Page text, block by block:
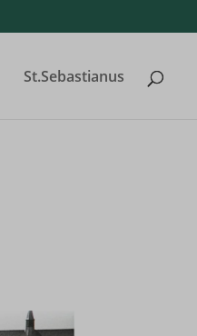
St.Sebastianus